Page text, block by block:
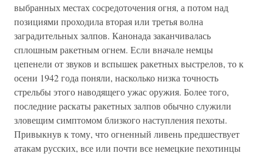
выбранных местах сосредоточения огня, а потом над
позициями проходила вторая или третья волна
заградительных залпов. Канонада заканчивалась
сплошным ракетным огнем. Если вначале немцы
цепенели от звуков и вспышек ракетных выстрелов, то к
осени 1942 года поняли, насколько низка точность
стрельбы этого наводящего ужас оружия. Более того,
последние раскаты ракетных залпов обычно служили
зловещим симптомом близкого наступления пехоты.
Привыкнув к тому, что огненный ливень предшествует
атакам русских, все или почти все немецкие пехотинцы